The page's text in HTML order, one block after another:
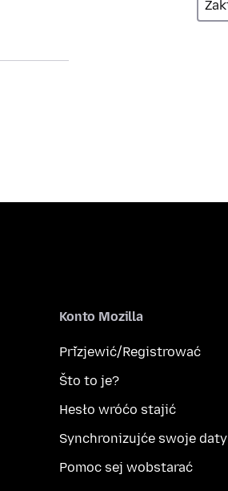
Konto Mozilla
Přizjewić/Registrować
Što to je?
Hesło wróćo stajić
Synchronizujće swoje daty
Pomoc sej wobstarać